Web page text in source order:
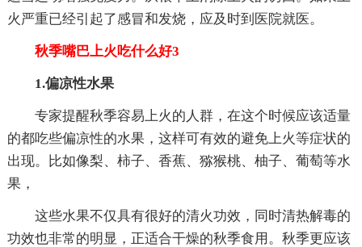
火严重已经引起了感冒和发烧，应及时到医院就医。
秋季嘴巴上火吃什么好3
1.偏凉性水果
专家提醒秋季容易上火的人群，在这个时候应该适量
的都吃些偏凉性的水果，这样可有效的避免上火等症状的
出现。比如像梨、柿子、香蕉、猕猴桃、柚子、葡萄等水
果，
这些水果不仅具有很好的清火功效，同时清热解毒的
功效也非常的明显，正适合干燥的秋季食用。秋季更应该